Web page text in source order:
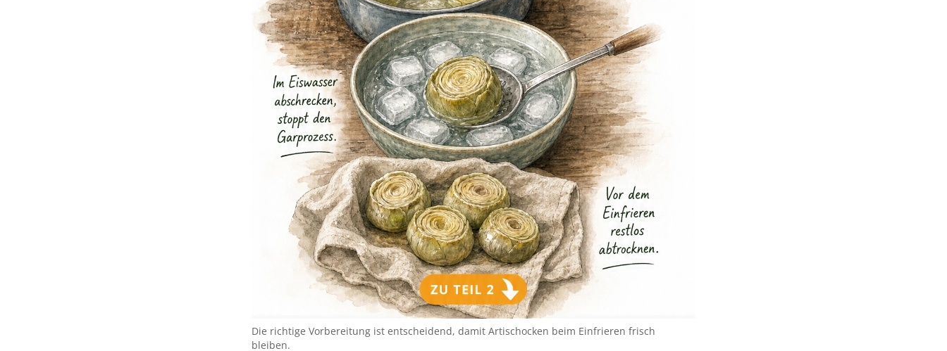
Die richtige Vorbereitung ist entscheidend, damit Artischocken beim Einfrieren frisch
bleiben.